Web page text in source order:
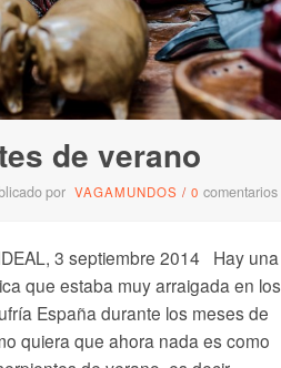
de verano
por VAGAMUNDOS / 0 comentarios
3 septiembre 2014 Hay una
que estaba muy arraigada en los
España durante los meses de
quiera que ahora nada es como